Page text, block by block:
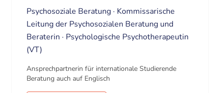
Psychosoziale Beratung · Kommissarische
Leitung der Psychosozialen Beratung und
Beraterin · Psychologische Psychotherapeutin
(VT)
Ansprechpartnerin für internationale Studierende
Beratung auch auf Englisch